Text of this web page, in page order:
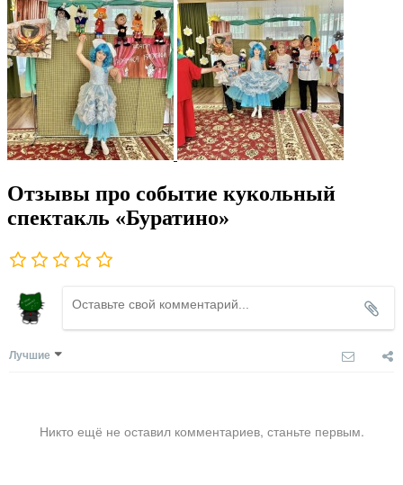
Отзывы про событие кукольный
спектакль «Буратино»
Лучшие
Никто ещё не оставил комментариев, станьте первым.